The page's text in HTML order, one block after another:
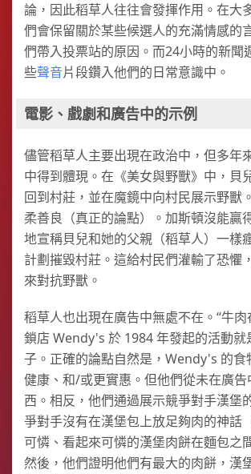
論，因此稻草人往往會發揮作用。在大
們會保留關於某些候選人的充滿情感的
們帶入投票站的原因。而24小時的新聞
些聲音片段鑽入他們的日常意識中。
電影、戲劇和廣告中的示例
儘管稻草人主要出現在政治中，但多年
中得到體現。在《美女與野獸》中，貝
回到村莊，並在魔鏡中向村民展示野獸
柔善良（真正的論點）。加斯頓沒能贏
地宣稱貝兒和她的父親（稻草人）一樣
計劃摧毀村莊。這給村民們灌輸了恐懼
來對抗野獸。
稻草人也出現在廣告中無處不在。“牛
鎖店 Wendy's 於 1984 年發起的活動就
子。正確的論點自然是，Wendy's 的食
健康、和/或更實惠。但他們從未在廣
西。相反，他們通過展示競爭對手漢堡
爭對手沒有在漢堡包上放足夠肉的神
可憐、看起來可憐的漢堡肉餅在麵包之
然後，他們證明他們有最大的肉餅，漢